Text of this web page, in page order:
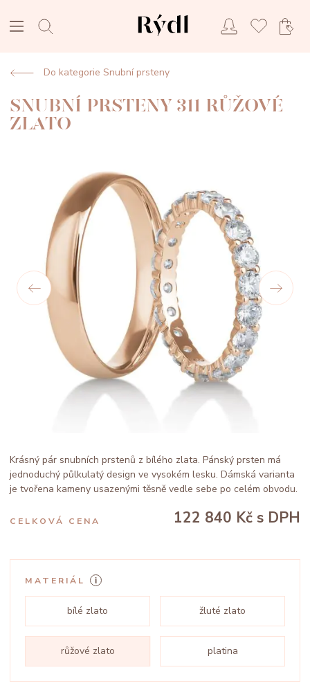
Do kategorie Snubní prsteny
SNUBNÍ PRSTENY 311 RŮŽOVÉ
ZLATO
Krásný pár snubních prstenů z bílého zlata. Pánský prsten má
jednoduchý půlkulatý design ve vysokém lesku. Dámská varianta
je tvořena kameny usazenými těsně vedle sebe po celém obvodu.
CELKOVÁ CENA 122 840 Kč s DPH
MATERIÁL
bílé zlato žluté zlato
růžové zlato platina